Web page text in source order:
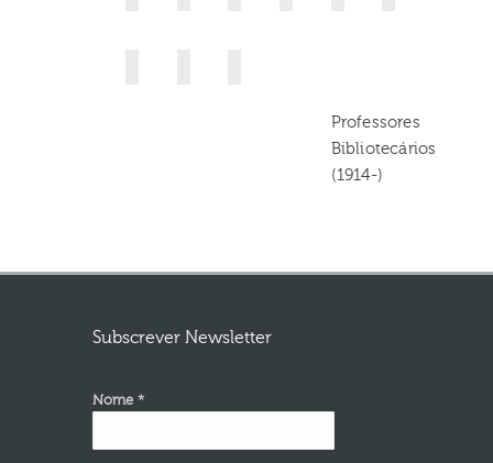
Professores
Bibliotecários
(1914-)
Subscrever Newsletter
Nome *